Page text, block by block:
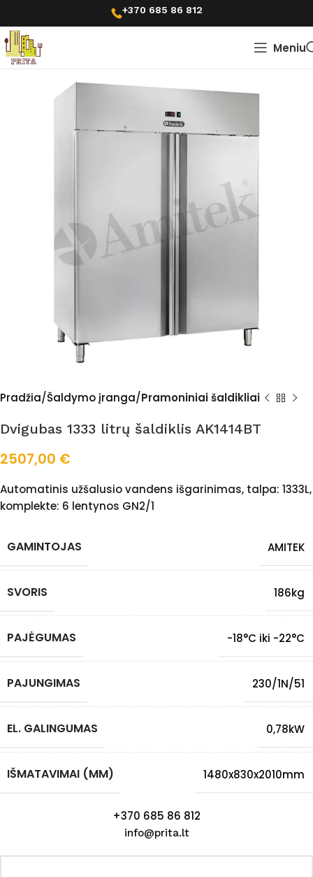
+370 685 86 812
Meniu
Pradžia Šaldymo įranga Pramoniniai šaldikliai
Dvigubas 1333 litrų šaldiklis AK1414BT
2507,00 €
Automatinis užšalusio vandens išgarinimas, talpa: 1333L,
komplekte: 6 lentynos GN2/1
GAMINTOJAS AMITEK
SVORIS 186kg
PAJĖGUMAS -18°C iki -22°C
PAJUNGIMAS 230/1N/51
EL. GALINGUMAS 0,78kW
IŠMATAVIMAI (MM) 1480x830x2010mm
+370 685 86 812
info@prita.lt